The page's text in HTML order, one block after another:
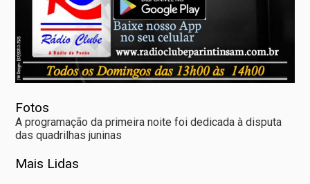
Fotos
A programação da primeira noite foi dedicada à disputa
das quadrilhas juninas
Mais Lidas